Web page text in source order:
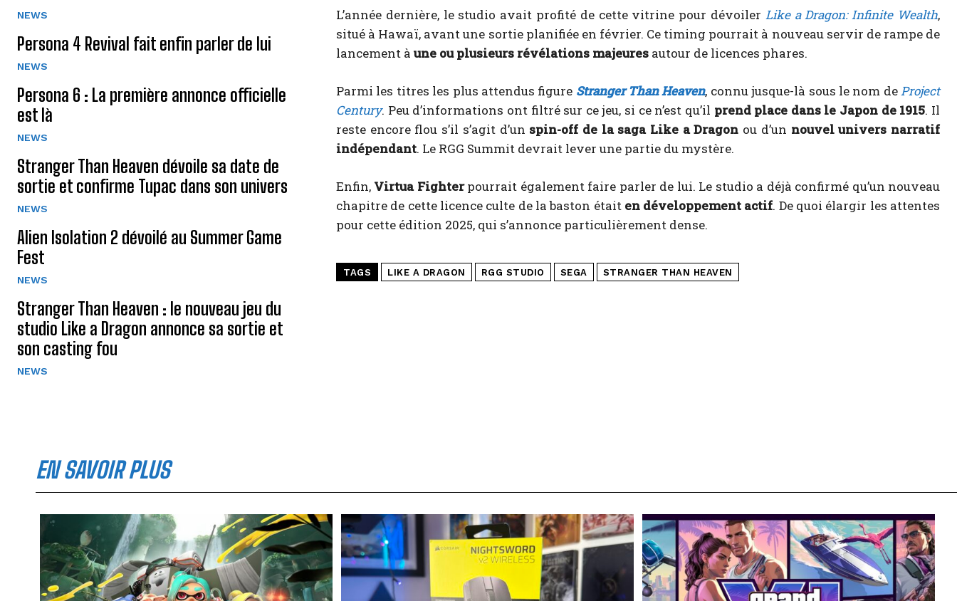
NEWS
Persona 4 Revival fait enfin parler de lui
NEWS
Persona 6 : La première annonce officielle
est là
NEWS
Stranger Than Heaven dévoile sa date de
sortie et confirme Tupac dans son univers
NEWS
Alien Isolation 2 dévoilé au Summer Game
Fest
NEWS
Stranger Than Heaven : le nouveau jeu du
studio Like a Dragon annonce sa sortie et
son casting fou
NEWS
L’année dernière, le studio avait profité de cette vitrine pour dévoiler Like a Dragon: Infinite Wealth,
situé à Hawaï, avant une sortie planifiée en février. Ce timing pourrait à nouveau servir de rampe de
lancement à une ou plusieurs révélations majeures autour de licences phares.
Parmi les titres les plus attendus figure Stranger Than Heaven, connu jusque-là sous le nom deProject
Century. Peu d’informations ont filtré sur ce jeu, si ce n’est qu’il prend place dans le Japon de 1915. Il
reste encore flou s’il s’agit d’un spin-off de la saga Like a Dragon ou d’un nouvel univers narratif
indépendant. Le RGG Summit devrait lever une partie du mystère.
Enfin, Virtua Fighterpourrait également faire parler de lui. Le studio a déjà confirmé qu’un nouveau
chapitre de cette licence culte de la baston était en développement actif. De quoi élargir les attentes
pour cette édition 2025, qui s’annonce particulièrement dense.
TAGS LIKE A DRAGON RGG STUDIO SEGA STRANGER THAN HEAVEN
EN SAVOIR PLUS